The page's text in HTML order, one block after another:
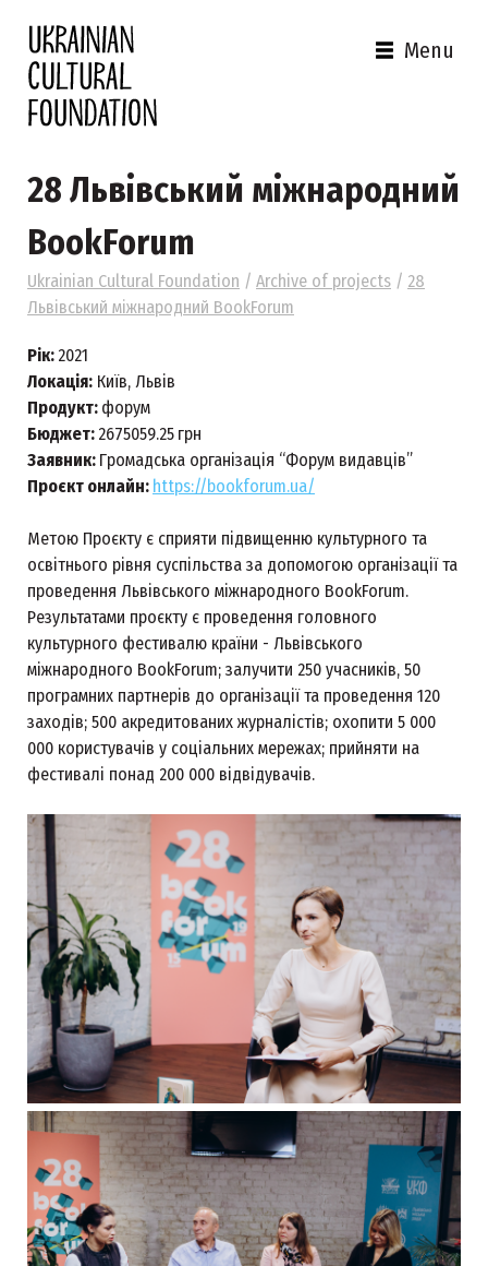
Menu
28 Львівський міжнародний
BookForum
Ukrainian Cultural Foundation / Archive of projects / 28
Львівський міжнародний BookForum
Рік: 2021
Локація: Київ, Львів
Продукт: форум
Бюджет: 2675059.25 грн
Заявник: Громадська організація “Форум видавців”
Проєкт онлайн: https://bookforum.ua/
Метою Проєкту є сприяти підвищенню культурного та
освітнього рівня суспільства за допомогою організації та
проведення Львівського міжнародного BookForum.
Результатами проєкту є проведення головного
культурного фестивалю країни - Львівського
міжнародного BookForum; залучити 250 учасників, 50
програмних партнерів до організації та проведення 120
заходів; 500 акредитованих журналістів; охопити 5 000
000 користувачів у соціальних мережах; прийняти на
фестивалі понад 200 000 відвідувачів.